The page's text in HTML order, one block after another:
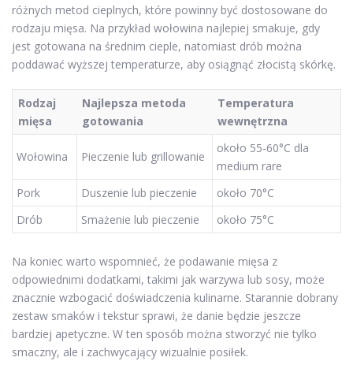
różnych metod cieplnych, które powinny być dostosowane do
rodzaju mięsa. Na przykład wołowina najlepiej smakuje, gdy
jest gotowana na średnim cieple, natomiast drób można
poddawać wyższej temperaturze, aby osiągnąć złocistą skórkę.
Rodzaj
mięsa
Najlepsza metoda
gotowania
Temperatura
wewnętrzna
Wołowina Pieczenie lub grillowanie
około 55-60°C dla
medium rare
Pork
Duszenie lub pieczenie
około 70°C
Drób
Smażenie lub pieczenie około 75°C
Na koniec warto wspomnieć, że podawanie mięsa z
odpowiednimi dodatkami, takimi jak warzywa lub sosy, może
znacznie wzbogacić doświadczenia kulinarne. Starannie dobrany
zestaw smaków i tekstur sprawi, że danie będzie jeszcze
bardziej apetyczne. W ten sposób można stworzyć nie tylko
smaczny, ale i zachwycający wizualnie posiłek.